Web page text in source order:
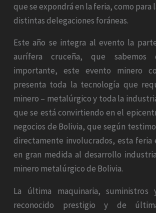
que se expondrá en la feria, como para
distintas delegaciones foráneas.
Este año se integra al evento la
aurífera cruceña, que
importante, este evento minero
presenta toda la tecnología que
minero – metalúrgico y toda la
que se está convirtiendo en el
negocios de Bolivia, que según
directamente involucrados, esta feria
en gran medida al desarrollo
minero metalúrgico de Bolivia.
La última maquinaria, suministros
reconocido prestigio y de